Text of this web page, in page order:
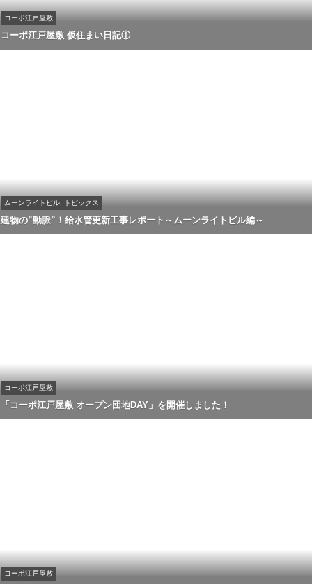
コーポ江戸屋敷
コーポ江戸屋敷 仮住まい日記①
ムーンライトビル, トピックス
建物の”動脈”！給水管更新工事レポート～ムーンライトビル編～
コーポ江戸屋敷
「コーポ江戸屋敷 オープン団地DAY」を開催しました！
コーポ江戸屋敷